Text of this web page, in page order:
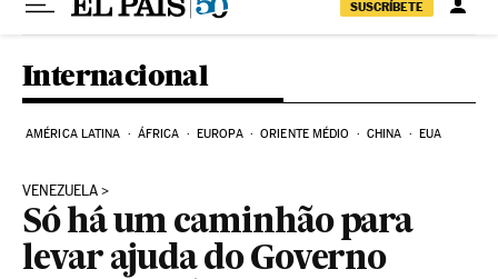
SUSCRÍBETE
Internacional
AMÉRICA LATINA ÁFRICA EUROPA ORIENTE MÉDIO CHINA EUA
VENEZUELA
Só há um caminhão para
levar ajuda do Governo